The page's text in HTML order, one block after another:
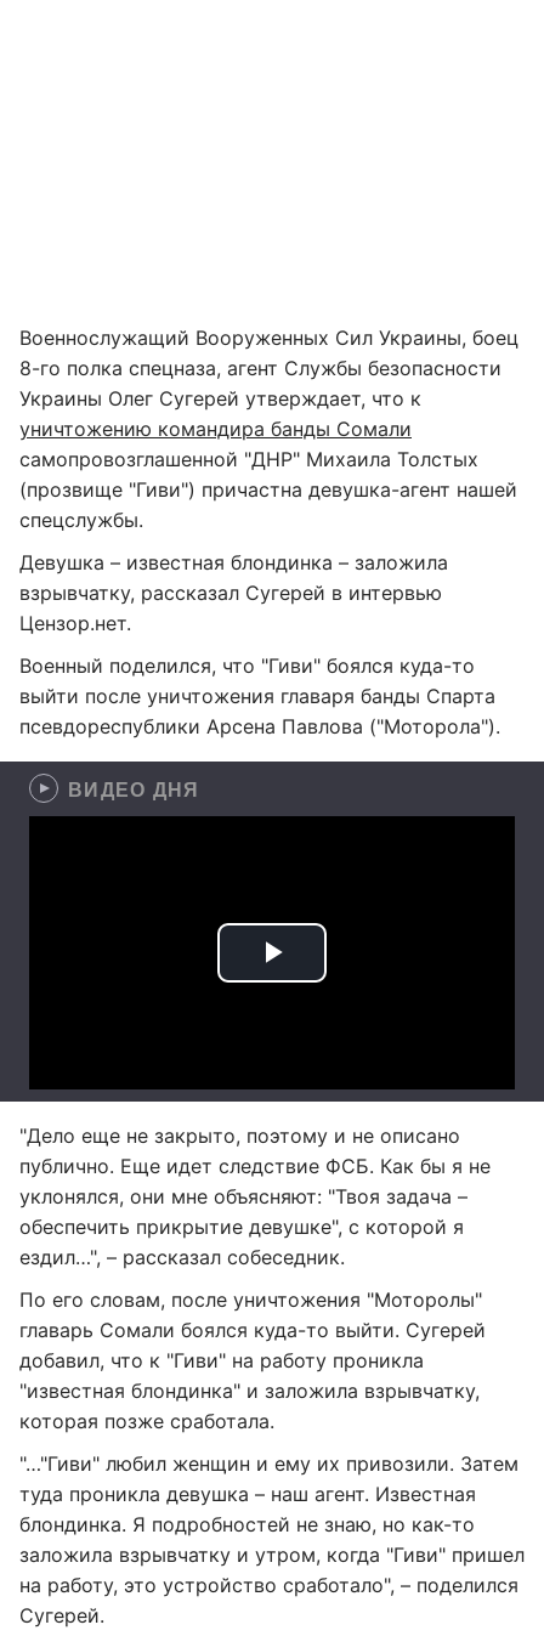
Военнослужащий Вооруженных Сил Украины, боец
8-го полка спецназа, агент Службы безопасности
Украины Олег Сугерей утверждает, что к
уничтожению командира банды Сомали
самопровозглашенной "ДНР" Михаила Толстых
(прозвище "Гиви") причастна девушка-агент нашей
спецслужбы.
Девушка – известная блондинка – заложила
взрывчатку, рассказал Сугерей в интервью
Цензор.нет.
Военный поделился, что "Гиви" боялся куда-то
выйти после уничтожения главаря банды Спарта
псевдореспублики Арсена Павлова ("Моторола").
ВИДЕО ДНЯ
"Дело еще не закрыто, поэтому и не описано
публично. Еще идет следствие ФСБ. Как бы я не
уклонялся, они мне объясняют: "Твоя задача –
обеспечить прикрытие девушке", с которой я
ездил…", – рассказал собеседник.
По его словам, после уничтожения "Моторолы"
главарь Сомали боялся куда-то выйти. Сугерей
добавил, что к "Гиви" на работу проникла
"известная блондинка" и заложила взрывчатку,
которая позже сработала.
"…"Гиви" любил женщин и ему их привозили. Затем
туда проникла девушка – наш агент. Известная
блондинка. Я подробностей не знаю, но как-то
заложила взрывчатку и утром, когда "Гиви" пришел
на работу, это устройство сработало", – поделился
Сугерей.